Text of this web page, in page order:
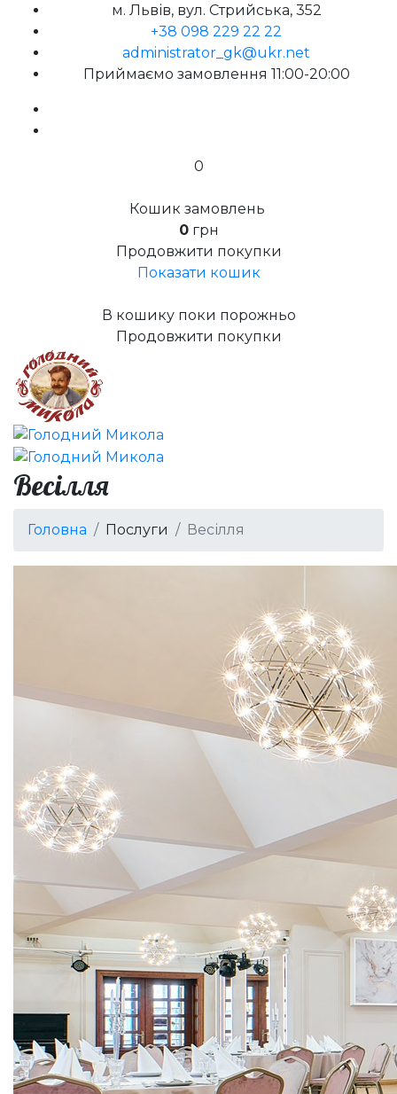
м. Львів, вул. Стрийська, 352
+38 098 229 22 22
administrator_gk@ukr.net
Приймаємо замовлення 11:00-20:00
0
Кошик замовлень
0грн
Продовжити покупки
Показати кошик
В кошику поки порожньо
Продовжити покупки
Весілля
Головна Послуги Весілля